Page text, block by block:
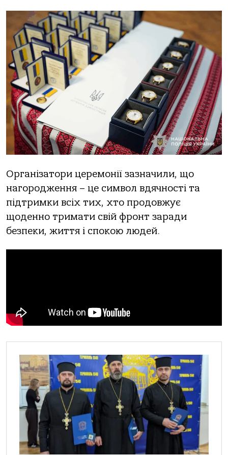
Організатори церемонії зазначили, що
нагородження – це символ вдячності та
підтримки всіх тих, хто продовжує
щоденно тримати свій фронт заради
безпеки, життя і спокою людей.